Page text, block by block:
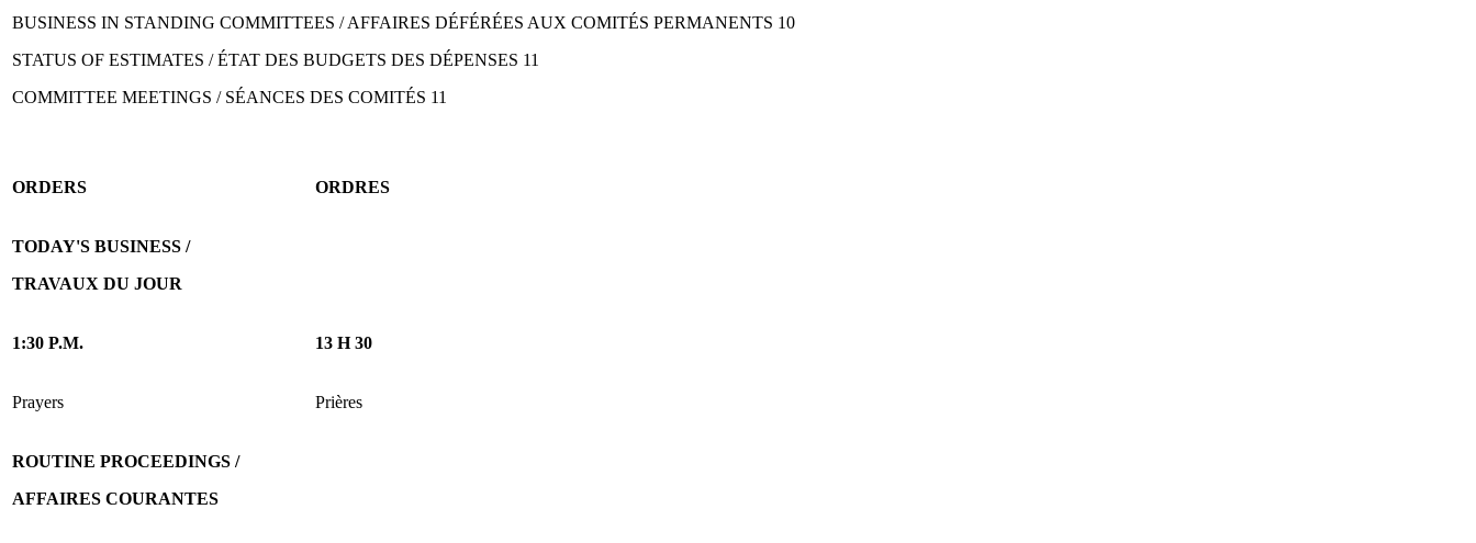
BUSINESS IN STANDING COMMITTEES / AFFAIRES DÉFÉRÉES AUX COMITÉS PERMANENTS 10
STATUS OF ESTIMATES / ÉTAT DES BUDGETS DES DÉPENSES 11
COMMITTEE MEETINGS / SÉANCES DES COMITÉS 11
ORDERS ORDRES
TODAY'S BUSINESS /
TRAVAUX DU JOUR
1:30 P.M. 13 H 30
Prayers Prières
ROUTINE PROCEEDINGS /
AFFAIRES COURANTES